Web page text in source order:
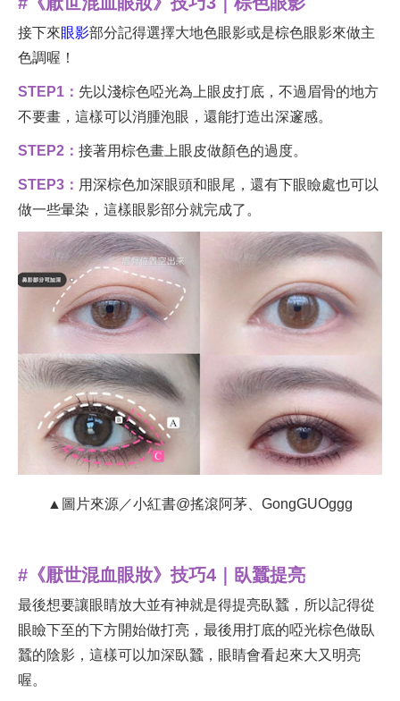
接下來眼影部分記得選擇大地色眼影或是棕色眼影來做主
色調喔！
STEP1： 先以淺棕色啞光為上眼皮打底，不過眉骨的地方
不要畫，這樣可以消腫泡眼，還能打造出深邃感。
STEP2： 接著用棕色畫上眼皮做顏色的過度。
STEP3： 用深棕色加深眼頭和眼尾，還有下眼瞼處也可以
做一些暈染，這樣眼影部分就完成了。
▲圖片來源／小紅書@搖滾阿茅、GongGUOggg
#《厭世混血眼妝》技巧4｜臥蠶提亮
最後想要讓眼睛放大並有神就是得提亮臥蠶，所以記得從
眼瞼下至的下方開始做打亮，最後用打底的啞光棕色做臥
蠶的陰影，這樣可以加深臥蠶，眼睛會看起來大又明亮
喔。